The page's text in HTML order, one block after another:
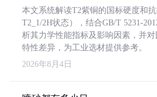
本文系统解读T2紫铜的国标硬度和
T2_1/2H状态），结合GB/T 5231-
析其力学性能指标及影响因素，并
特性差异，为工业选材提供参考。
2026年8月4日